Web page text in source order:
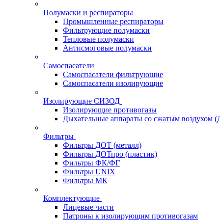
Полумаски и респираторы
Промышленные респираторы
Фильтрующие полумаски
Тепловые полумаски
Антисмоговые полумаски
Самоспасатели
Самоспасатели фильтрующие
Самоспасатели изолирующие
Изолирующие СИЗОД
Изолирующие противогазы
Дыхательные аппараты со сжатым воздухом
Фильтры
Фильтры ДОТ (металл)
Фильтры ДОТпро (пластик)
Фильтры ФК/ФГ
Фильтры UNIX
Фильтры МК
Комплектующие
Лицевые части
Патроны к изолирующим противогазам